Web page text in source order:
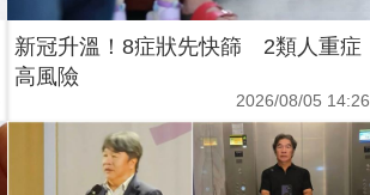
新冠升溫！8症狀先快篩 2類人重症
高風險
2026/08/05 14:26